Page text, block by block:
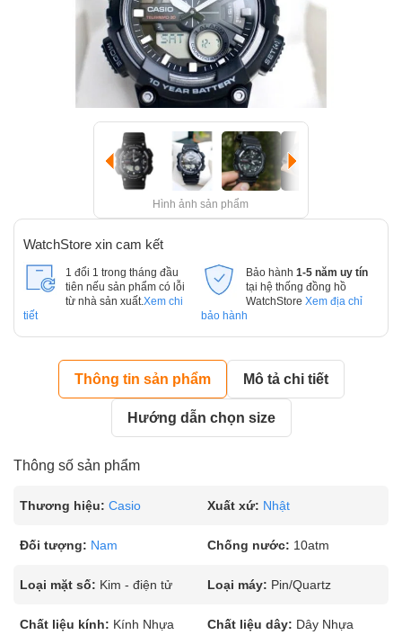
Hình ảnh sản phẩm
WatchStore xin cam kết
1 đổi 1 trong tháng đầu
tiên nếu sản phẩm có lỗi
từ nhà sản xuất. Xem chi
tiết
Bảo hành 1-5 năm uy tín
tại hệ thống đồng hồ
WatchStore Xem địa chỉ
bảo hành
Thông tin sản phẩm Mô tả chi tiết
Hướng dẫn chọn size
Thông số sản phẩm
Thương hiệu: Casio Xuất xứ: Nhật
Đối tượng: Nam Chống nước: 10atm
Loại mặt số: Kim - điện tử Loại máy: Pin/Quartz
Chất liệu kính: Kính Nhựa Chất liệu dây: Dây Nhựa